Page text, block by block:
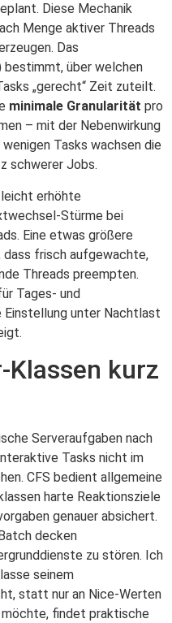
Diese Mechanik
Menge aktiver Threads
Das
über welchen
„gerecht“ Zeit zuteilt.
minimale Granularität pro
– mit der Nebenwirkung
Tasks wachsen die
schwerer Jobs.
leicht erhöhte
Stürme bei
Eine etwas größere
dass frisch aufgewachte,
Threads preempten.
Tages- und
unter Nachtlast
Klassen kurz
Serveraufgaben nach
Tasks nicht im
CFS bedient allgemeine
harte Reaktionsziele
genauer absichert.
decken
zu stören. Ich
seinem
statt nur an Nice-Werten
findet praktische